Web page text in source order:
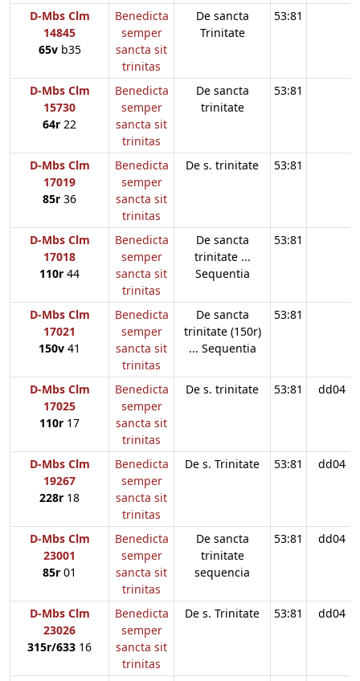
D-Mbs Clm
14845
65vb35
Benedicta
semper
sancta sit
trinitas
De sancta
Trinitate
53:81
D-Mbs Clm
15730
64r 22
Benedicta
semper
sancta sit
trinitas
De sancta
trinitate
53:81
D-Mbs Clm
17019
85r 36
Benedicta
semper
sancta sit
trinitas
De s. trinitate 53:81
D-Mbs Clm
17018
110r 44
Benedicta
semper
sancta sit
trinitas
De sancta
trinitate ...
Sequentia
53:81
D-Mbs Clm
17021
150v 41
Benedicta
semper
sancta sit
trinitas
De sancta
trinitate (150r)
... Sequentia
53:81
D-Mbs Clm
17025
110r 17
Benedicta
semper
sancta sit
trinitas
De s. trinitate 53:81 dd04
D-Mbs Clm
19267
228r 18
Benedicta
semper
sancta sit
trinitas
De s. Trinitate 53:81 dd04
D-Mbs Clm
23001
85r 01
Benedicta
semper
sancta sit
trinitas
De sancta
trinitate
sequencia
53:81 dd04
D-Mbs Clm
23026
315r/633 16
Benedicta
semper
sancta sit
trinitas
De s. Trinitate 53:81 dd04